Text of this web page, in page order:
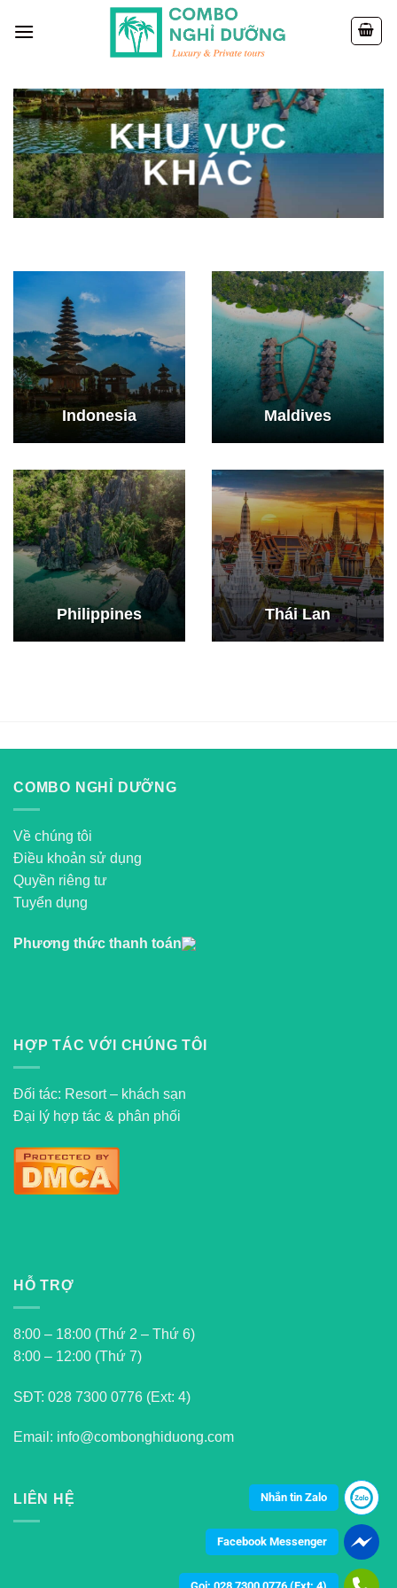
KHU VỰC
KHÁC
Indonesia Maldives
Philippines Thái Lan
COMBO NGHỈ DƯỠNG
Về chúng tôi
Điều khoản sử dụng
Quyền riêng tư
Tuyển dụng
Phương thức thanh toán
HỢP TÁC VỚI CHÚNG TÔI
Đối tác: Resort – khách sạn
Đại lý hợp tác & phân phối
HỖ TRỢ
8:00 – 18:00 (Thứ 2 – Thứ 6)
8:00 – 12:00 (Thứ 7)
SĐT: 028 7300 0776 (Ext: 4)
Email: info@combonghiduong.com
LIÊN HỆ Nhắn tin Zalo
Facebook Messenger